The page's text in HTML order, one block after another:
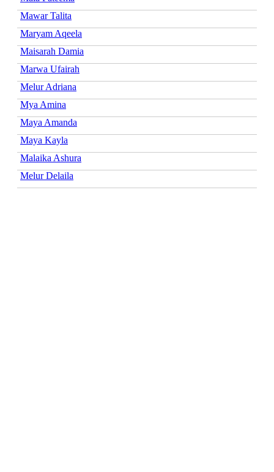
Mawar Talita
Maryam Aqeela
Maisarah Damia
Marwa Ufairah
Melur Adriana
Mya Amina
Maya Amanda
Maya Kayla
Malaika Ashura
Melur Delaila